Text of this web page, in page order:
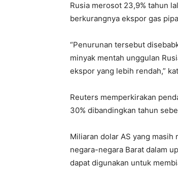
Rusia merosot 23,9% tahun
berkurangnya ekspor gas
“Penurunan tersebut
minyak mentah unggulan
ekspor yang lebih rendah,”
Reuters memperkirakan
30% dibandingkan tahun
Miliaran dolar AS yang
negara-negara Barat dalam
dapat digunakan untuk